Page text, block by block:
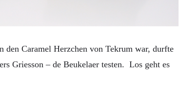
Caramel Herzchen von Tekrum war, durfte
Griesson – de Beukelaer testen. Los geht es